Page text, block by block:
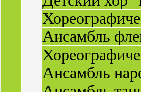
Ансамбль
Ансамбль